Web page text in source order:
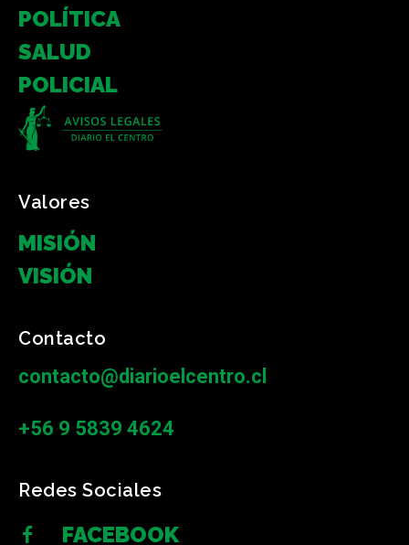
POLÍTICA
SALUD
POLICIAL
Valores
MISIÓN
VISIÓN
Contacto
contacto@diarioelcentro.cl
+56 9 5839 4624
Redes Sociales
FACEBOOK